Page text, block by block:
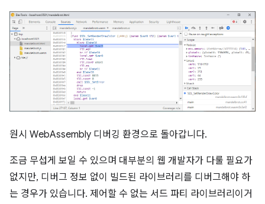
원시 WebAssembly 디버깅 환경으로 돌아갑니다.
조금 무섭게 보일 수 있으며 대부분의 웹 개발자가 다룰 필요가
없지만, 디버그 정보 없이 빌드된 라이브러리를 디버그해야 하
는 경우가 있습니다. 제어할 수 없는 서드 파티 라이브러리이거